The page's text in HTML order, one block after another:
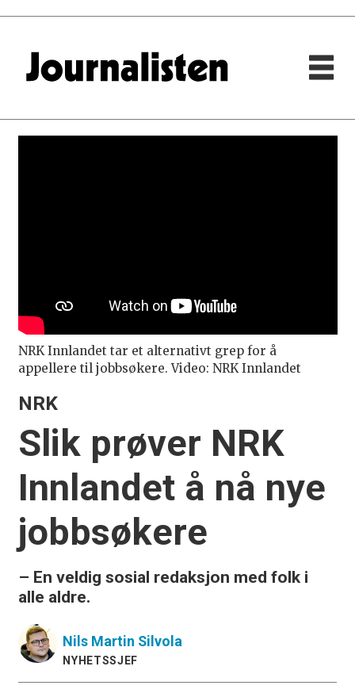
NRK Innlandet tar et alternativt grep for å
appellere til jobbsøkere. Video: NRK Innlandet
NRK
Slik prøver NRK
Innlandet å nå nye
jobbsøkere
– En veldig sosial redaksjon med folk i
alle aldre.
Nils Martin Silvola
NYHETSSJEF